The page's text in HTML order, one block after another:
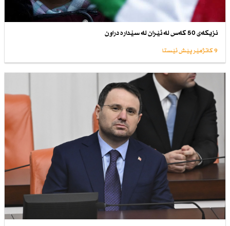
نزیكەی 50 كەس لە ئێران لە سێدارە دراون
9 کاتژمێر پێش ئێستا